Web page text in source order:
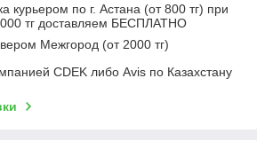
курьером по г. Астана (от 800 тг) при
тг доставляем БЕСПЛАТНО
Межгород (от 2000 тг)
CDEK либо Avis по Казахстану